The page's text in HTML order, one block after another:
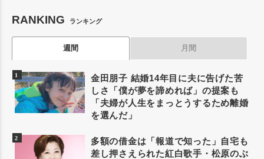
RANKING ランキング
週間 月間
金田朋子 結婚14年目に夫に告げた苦
しさ「僕が夢を諦めれば」の提案も
「夫婦が人生をまっとうするため離婚
を選んだ」
多額の借金は「報道で知った」自宅も
差し押さえられた紅白歌手・松原のぶ